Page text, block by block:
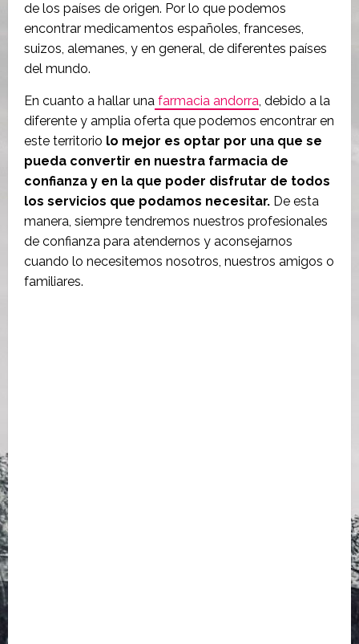
de los países de origen. Por lo que podemos
encontrar medicamentos españoles, franceses,
suizos, alemanes, y en general, de diferentes países
del mundo.
En cuanto a hallar una farmacia andorra, debido a la
diferente y amplia oferta que podemos encontrar en
este territorio lo mejor es optar por una que se
pueda convertir en nuestra farmacia de
confianza y en la que poder disfrutar de todos
los servicios que podamos necesitar. De esta
manera, siempre tendremos nuestros profesionales
de confianza para atendernos y aconsejarnos
cuando lo necesitemos nosotros, nuestros amigos o
familiares.